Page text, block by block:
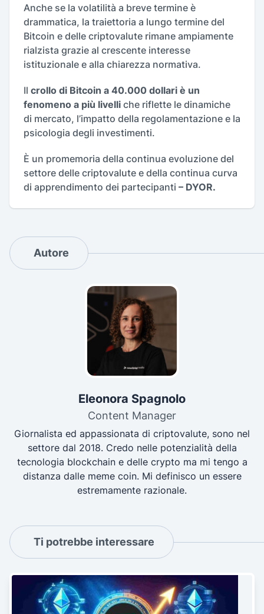
Anche se la volatilità a breve termine è
drammatica, la traiettoria a lungo termine del
Bitcoin e delle criptovalute rimane ampiamente
rialzista grazie al crescente interesse
istituzionale e alla chiarezza normativa.
Il crollo di Bitcoin a 40.000 dollari è un
fenomeno a più livelli che riflette le dinamiche
di mercato, l’impatto della regolamentazione e la
psicologia degli investimenti.
È un promemoria della continua evoluzione del
settore delle criptovalute e della continua curva
di apprendimento dei partecipanti – DYOR.
Autore
Eleonora Spagnolo
Content Manager
Giornalista ed appassionata di criptovalute, sono nel
settore dal 2018. Credo nelle potenzialità della
tecnologia blockchain e delle crypto ma mi tengo a
distanza dalle meme coin. Mi definisco un essere
estremamente razionale.
Ti potrebbe interessare